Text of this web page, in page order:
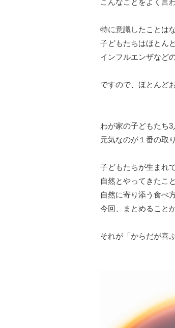
こんなことをよく言
特に意識したことは
子どもたちはほとん
インフルエンザなど
ですので、ほとんど
わが家の子どもたち3
元気なのが１番の取
子どもたちが生まれ
自然とやってきたこ
自然に寄り添う食べ
今回、まとめること
それが「からだが喜